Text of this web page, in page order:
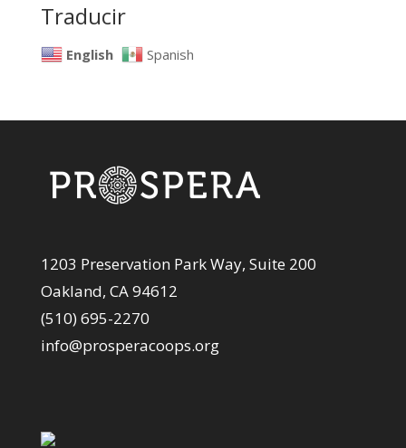
Traducir
English Spanish
1203 Preservation Park Way, Suite 200
Oakland, CA 94612
(510) 695-2270
info@prosperacoops.org